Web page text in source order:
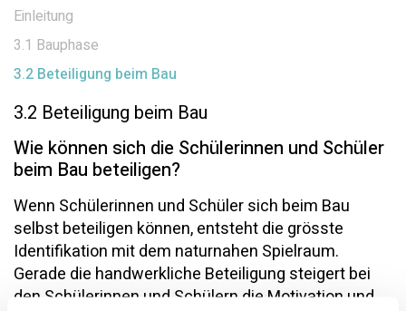
Einleitung
3.1 Bauphase
3.2 Beteiligung beim Bau
3.2 Beteiligung beim Bau
Wie können sich die Schülerinnen und Schüler
beim Bau beteiligen?
Wenn Schülerinnen und Schüler sich beim Bau
selbst beteiligen können, entsteht die grösste
Identifikation mit dem naturnahen Spielraum.
Gerade die handwerkliche Beteiligung steigert bei
den Schülerinnen und Schülern die Motivation und